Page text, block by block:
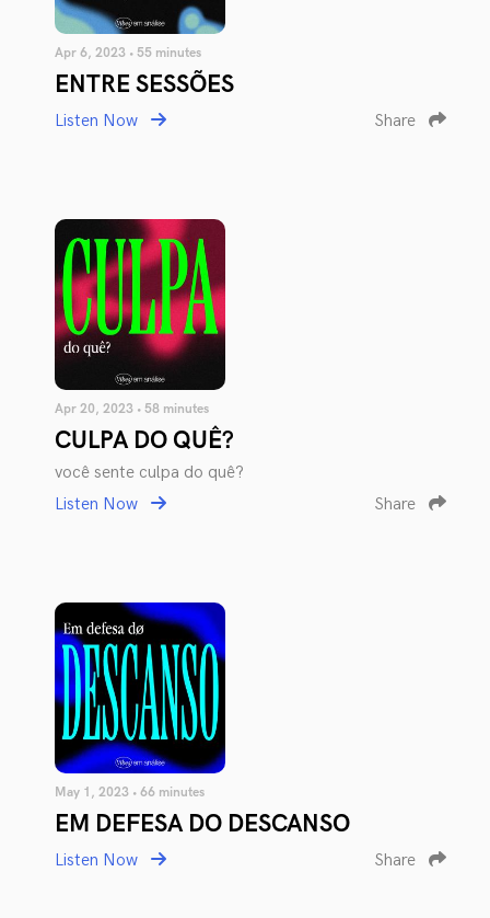
Apr 6, 2023 • 55 minutes
ENTRE SESSÕES
Listen Now Share
Apr 20, 2023 • 58 minutes
CULPA DO QUÊ?
você sente culpa do quê?
Listen Now
Share
May 1, 2023 • 66 minutes
EM DEFESA DO DESCANSO
Listen Now Share